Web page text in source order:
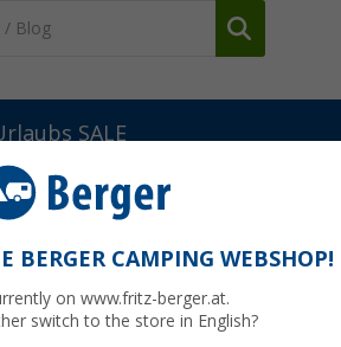
SALE
12-24 Volt
BERGER CAMPING WEBSHOP!
on www.fritz-berger.at.
switch to the store in English?